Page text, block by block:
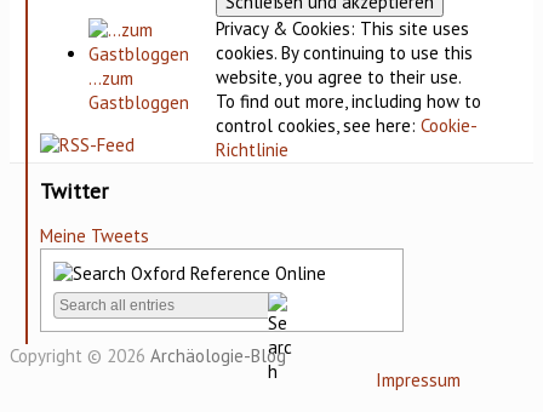
…zum
Gastbloggen
Twitter
Meine Tweets
Privacy & Cookies: This site uses
cookies. By continuing to use this
website, you agree to their use.
To find out more, including how to
control cookies, see here:Cookie-
Richtlinie
Copyright © 2026 Archäologie-Blog
Impressum